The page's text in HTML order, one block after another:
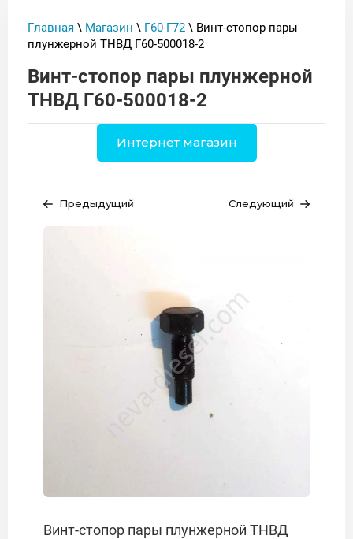
Главная \ Магазин \ Г60-Г72 \ Винт-стопор пары
плунжерной ТНВД Г60-500018-2
Винт-стопор пары плунжерной
ТНВД Г60-500018-2
Интернет магазин
Предыдущий Следующий
Винт-стопор пары плунжерной ТНВД